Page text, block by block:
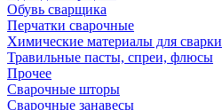
Обувь сварщика
Перчатки сварочные
Химические материалы для сварки
Травильные пасты, спреи, флюсы
Прочее
Сварочные шторы
Сварочные занавесы